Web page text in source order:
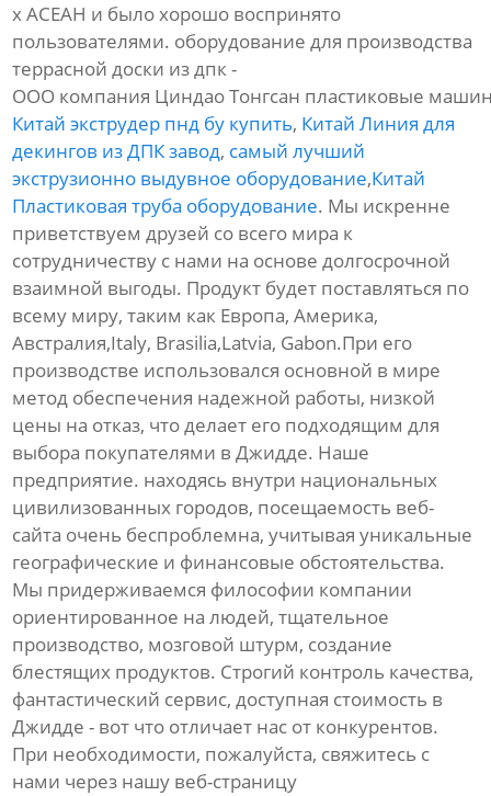
х АСЕАН и было хорошо воспринято
пользователями. оборудование для производства
террасной доски из дпк -
ООО компания Циндао Тонгсан пластиковые
Китай экструдер пнд бу купить, Китай Линия для
декингов из ДПК завод, самый лучший
экструзионно выдувное оборудование,Китай
Пластиковая труба оборудование. Мы искренне
приветствуем друзей со всего мира к
сотрудничеству с нами на основе долгосрочной
взаимной выгоды. Продукт будет поставляться по
всему миру, таким как Европа, Америка,
Австралия,Italy, Brasilia,Latvia, Gabon.При его
производстве использовался основной в мире
метод обеспечения надежной работы, низкой
цены на отказ, что делает его подходящим для
выбора покупателями в Джидде. Наше
предприятие. находясь внутри национальных
цивилизованных городов, посещаемость веб-
сайта очень беспроблемна, учитывая уникальные
географические и финансовые обстоятельства.
Мы придерживаемся философии компании
ориентированное на людей, тщательное
производство, мозговой штурм, создание
блестящих продуктов. Строгий контроль качества,
фантастический сервис, доступная стоимость в
Джидде - вот что отличает нас от конкурентов.
При необходимости, пожалуйста, свяжитесь с
нами через нашу веб-страницу